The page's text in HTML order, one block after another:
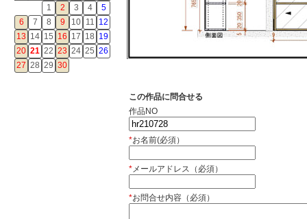
1
2 3 4
5
6
7 8 9 10 11 12
13 14 15 16 17 18 19
20 21 22 23 24 25 26
27 28 29 30
この作品に問合せる
作品NO
*お名前(必須）
*メールアドレス（必須）
*お問合せ内容（必須）